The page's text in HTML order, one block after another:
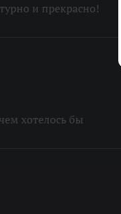
и прекрасно!
хотелось бы